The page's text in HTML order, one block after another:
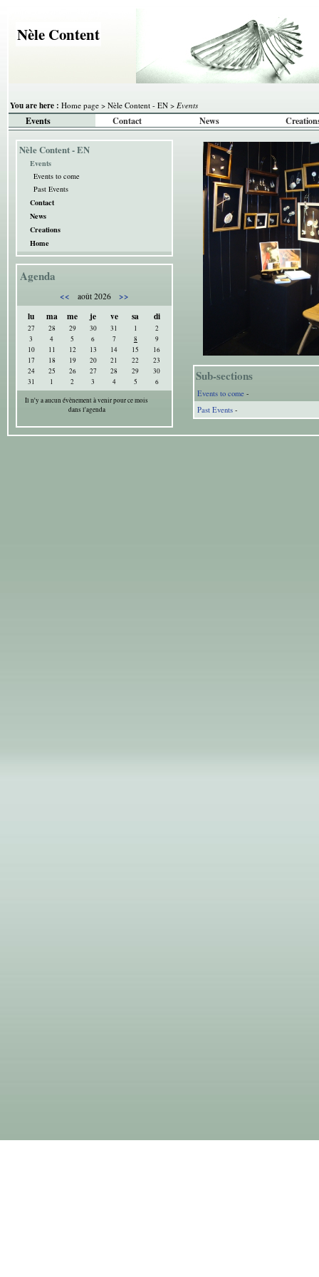
Nèle Content
You are here : Home page > Nèle Content - EN > Events
Events Contact News
Nèle Content - EN
Events
Events to come
Past Events
Contact
News
Creations
Home
Agenda
<< août 2026
>>
lu
ma me je ve sa di
27 28 29 30 31 1
2
3
4 5 6 7 8
9
10
11 12 13 14 15
16
17
18 19 20 21 22
23
24
25 26 27 28 29
30
31
1 2 3 4 5
6
Il n'y a aucun évènement à venir pour ce mois
dans l'agenda
Sub-sections
Events to come-
Past Events-